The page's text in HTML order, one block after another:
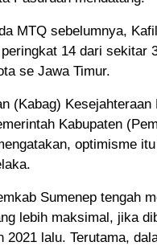
MTQ sebelumnya,
14 dari sekitar
se Jawa Timur.
(Kabag)
Kabupaten
optimisme
Sumenep tengah
lebih maksimal, jika
2021 lalu. Terutama,